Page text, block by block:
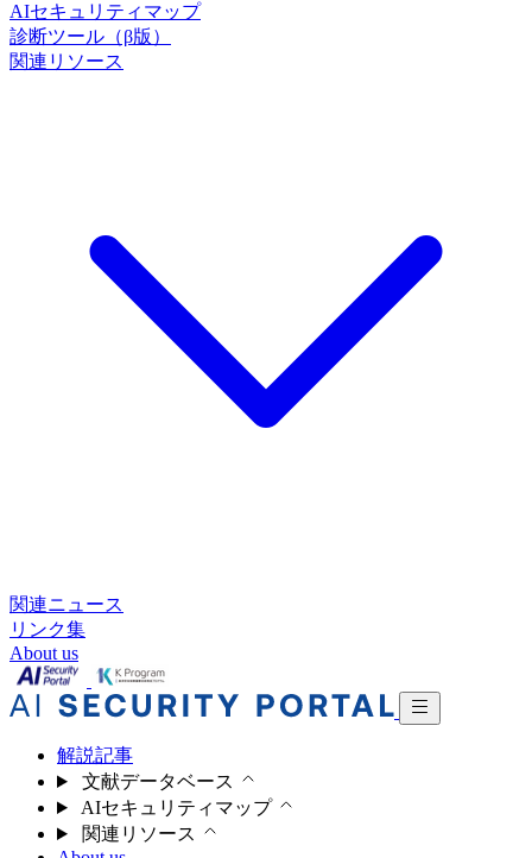
AIセキュリティマップ
診断ツール（β版）
関連リソース
関連ニュース
リンク集
About us
解説記事
文献データベース
AIセキュリティマップ
関連リソース